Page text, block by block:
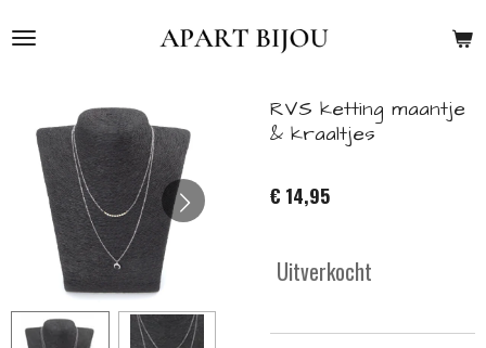
direct
hoofdinhoud
RVS ketting maantje
& kraaltjes
€ 14,95
Uitverkocht